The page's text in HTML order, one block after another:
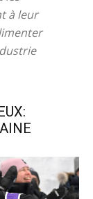
à leur
à tout